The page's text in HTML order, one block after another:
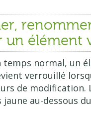
un élément
temps normal, un
verrouillé
de modification.
jaune au-dessous